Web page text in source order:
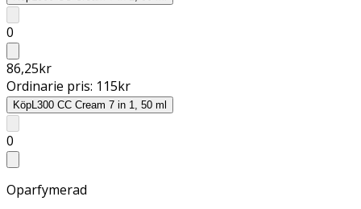
0
86,25kr
Ordinarie pris: 115kr
KöpL300 CC Cream 7 in 1, 50 ml
0
Oparfymerad